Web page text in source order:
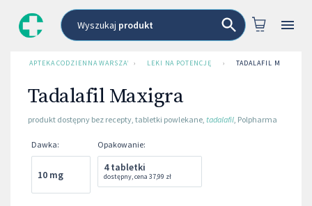
Wyszukaj produkt
APTEKA CODZIENNA WARSZAWA› LEKI NA POTENCJĘ › TADALAFIL MAXIGRA
Tadalafil Maxigra
produkt dostępny bez recepty, tabletki powlekane, tadalafil, Polpharma
Dawka:
10 mg
Opakowanie:
4 tabletki
dostępny,cena 37,99 zł